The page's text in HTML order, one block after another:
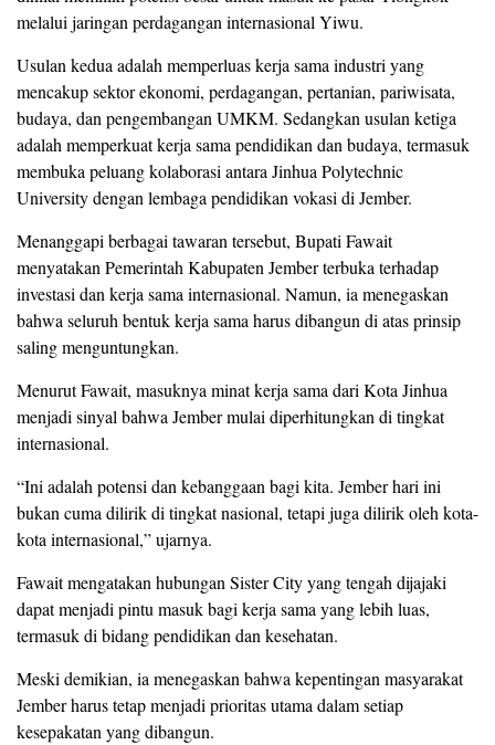
melalui jaringan perdagangan internasional Yiwu.
Usulan kedua adalah memperluas kerja sama industri yang
mencakup sektor ekonomi, perdagangan, pertanian, pariwisata,
budaya, dan pengembangan UMKM. Sedangkan usulan ketiga
adalah memperkuat kerja sama pendidikan dan budaya, termasuk
membuka peluang kolaborasi antara Jinhua Polytechnic
University dengan lembaga pendidikan vokasi di Jember.
Menanggapi berbagai tawaran tersebut, Bupati Fawait
menyatakan Pemerintah Kabupaten Jember terbuka terhadap
investasi dan kerja sama internasional. Namun, ia menegaskan
bahwa seluruh bentuk kerja sama harus dibangun di atas prinsip
saling menguntungkan.
Menurut Fawait, masuknya minat kerja sama dari Kota Jinhua
menjadi sinyal bahwa Jember mulai diperhitungkan di tingkat
internasional.
“Ini adalah potensi dan kebanggaan bagi kita. Jember hari ini
bukan cuma dilirik di tingkat nasional, tetapi juga dilirik oleh kota-
kota internasional,” ujarnya.
Fawait mengatakan hubungan Sister City yang tengah dijajaki
dapat menjadi pintu masuk bagi kerja sama yang lebih luas,
termasuk di bidang pendidikan dan kesehatan.
Meski demikian, ia menegaskan bahwa kepentingan masyarakat
Jember harus tetap menjadi prioritas utama dalam setiap
kesepakatan yang dibangun.